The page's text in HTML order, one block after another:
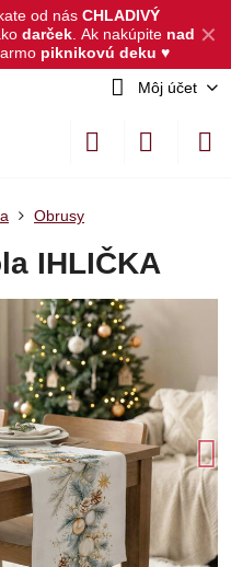
✕
od nás CHLADIVÝ
darček. Ak nakúpite nad
piknikovú deku ♥
Môj účet
Obrusy
IHLIČKA